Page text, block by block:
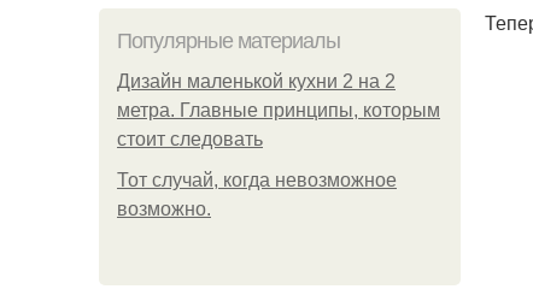
Популярные материалы
Дизайн маленькой кухни 2 на 2
метра. Главные принципы, которым
стоит следовать
Тот случай, когда невозможное
возможно.